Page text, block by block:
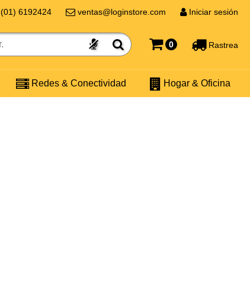
(01) 6192424 ventas@loginstore.com Iniciar sesión
0 Rastrea
Redes & Conectividad Hogar & Oficina